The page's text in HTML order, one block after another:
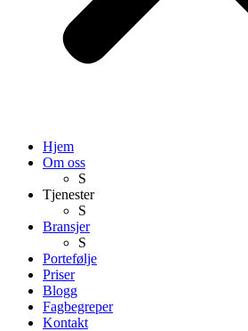
Hjem
Om oss
S
Tjenester
S
Bransjer
S
Portefølje
Priser
Blogg
Fagbegreper
Kontakt